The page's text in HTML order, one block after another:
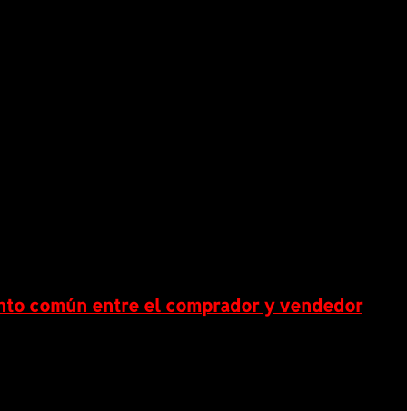
común entre el comprador y vendedor